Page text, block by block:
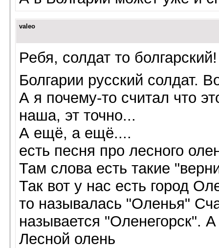
valeo
Ребя, солдат то
Болгарии русский солдат.
А я почему-то считал что
наша, эт точно...
А ещё, а ещё....
есть песня про лесного
Там слова есть такие
Так вот у нас есть город
то называлась "Оленья"
называется "Оленегорск".
Лесной олень